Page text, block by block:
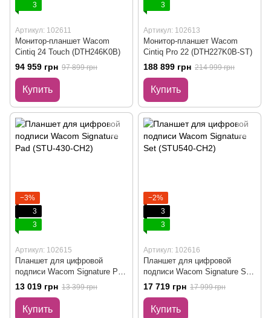
3
Артикул: 102611
Монитор-планшет Wacom
Cintiq 24 Touch (DTH246K0B)
94 959 грн 97 899 грн
Купить
3
Артикул: 102613
Монитор-планшет Wacom
Cintiq Pro 22 (DTH227K0B-ST)
188 899 грн 214 999 грн
Купить
−3%
3
3
Артикул: 102615
Планшет для цифровой
подписи Wacom Signature Pad
(STU-430-CH2)
13 019 грн 13 399 грн
Купить
−2%
3
3
Артикул: 102616
Планшет для цифровой
подписи Wacom Signature Set
(STU540-CH2)
17 719 грн 17 999 грн
Купить